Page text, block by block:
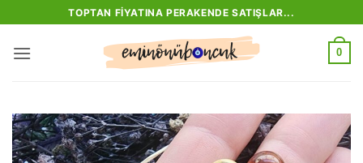
atla
TOPTAN FIYATINA PERAKENDE SATIŞLAR...
0